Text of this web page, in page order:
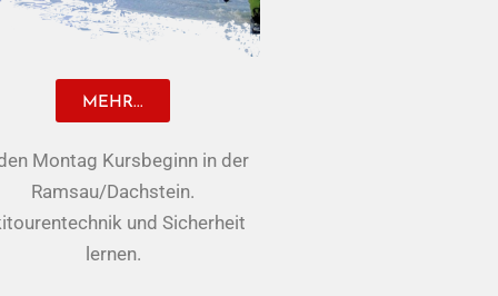
MEHR...
Montag Kursbeginn in der
Ramsau/Dachstein.
und Sicherheit
lernen.